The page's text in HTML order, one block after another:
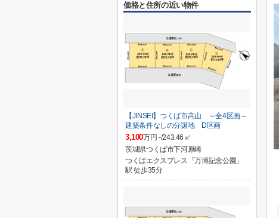
価格と住所の近い物件
【JINSEI】つくば市高山 ～全4区画～
建築条件なしの分譲地 D区画
3,100万円 -/243.46㎡
茨城県つくば市下河原崎
つくばエクスプレス「万博記念公園」
駅 徒歩35分